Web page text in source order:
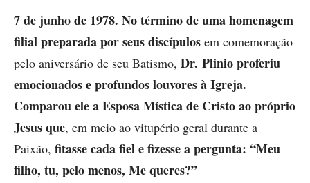
7 de junho de 1978. No término de uma homenagem
filial preparada por seus discípulos em comemoração
pelo aniversário de seu Batismo, Dr. Plinio proferiu
emocionados e profundos louvores à Igreja.
Comparou ele a Esposa Mística de Cristo ao próprio
Jesus que, em meio ao vitupério geral durante a
Paixão, fitasse cada fiel e fizesse a pergunta: “Meu
filho, tu, pelo menos, Me queres?”